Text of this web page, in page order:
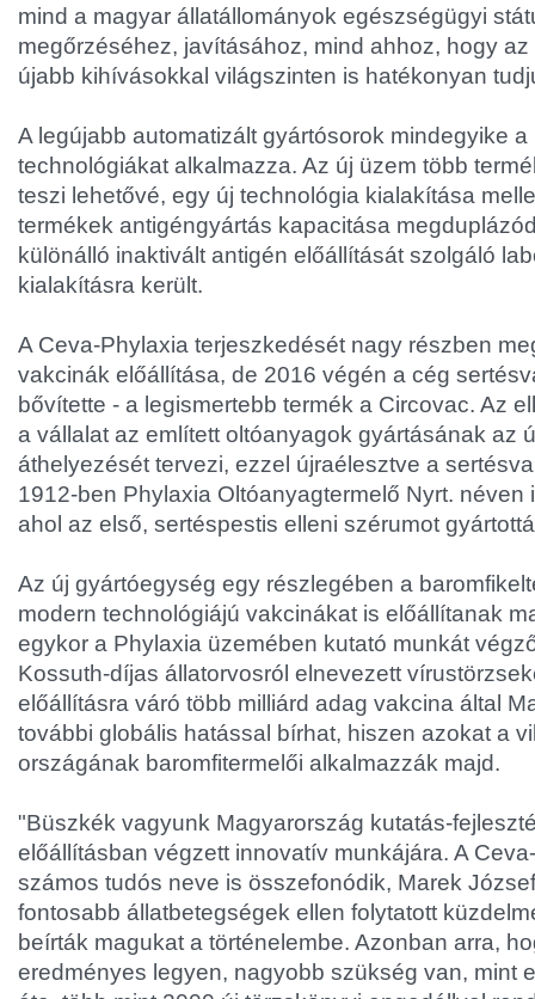
mind a magyar állatállományok egészségügyi
megőrzéséhez, javításához, mind ahhoz, hogy
újabb kihívásokkal világszinten is hatékonyan
A legújabb automatizált gyártósorok mindegyike
technológiákat alkalmazza. Az új üzem több
teszi lehetővé, egy új technológia kialakítása
termékek antigéngyártás kapacitása
különálló inaktivált antigén előállítását szolgáló
kialakításra került.
A Ceva-Phylaxia terjeszkedését nagy részben
vakcinák előállítása, de 2016 végén a cég
bővítette - a legismertebb termék a Circovac. Az
a vállalat az említett oltóanyagok gyártásának az
áthelyezését tervezi, ezzel újraélesztve a
1912-ben Phylaxia Oltóanyagtermelő Nyrt. néven
ahol az első, sertéspestis elleni szérumot
Az új gyártóegység egy részlegében a
modern technológiájú vakcinákat is előállítanak
egykor a Phylaxia üzemében kutató munkát
Kossuth-díjas állatorvosról elnevezett
előállításra váró több milliárd adag vakcina által
további globális hatással bírhat, hiszen azokat a
országának baromfitermelői alkalmazzák majd.
"Büszkék vagyunk Magyarország kutatás-
előállításban végzett innovatív munkájára. A
számos tudós neve is összefonódik, Marek
fontosabb állatbetegségek ellen folytatott
beírták magukat a történelembe. Azonban arra,
eredményes legyen, nagyobb szükség van, mint